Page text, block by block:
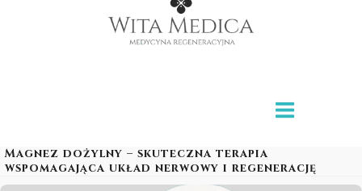
Magnez dożylny – skuteczna terapia
wspomagająca układ nerwowy i regenerację